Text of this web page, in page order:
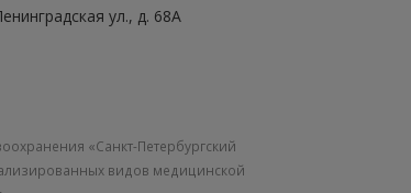
ул., д. 68А
«Санкт-Петербургский
видов медицинской